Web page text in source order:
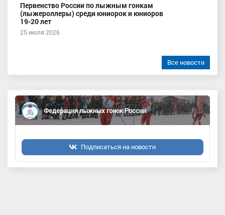
Первенство России по лыжным гонкам
(лыжероллеры) среди юниорок и юниоров
19-20 лет
25 июля 2026
Все новости
Федерация лыжных гонок России
Подписаться на новости